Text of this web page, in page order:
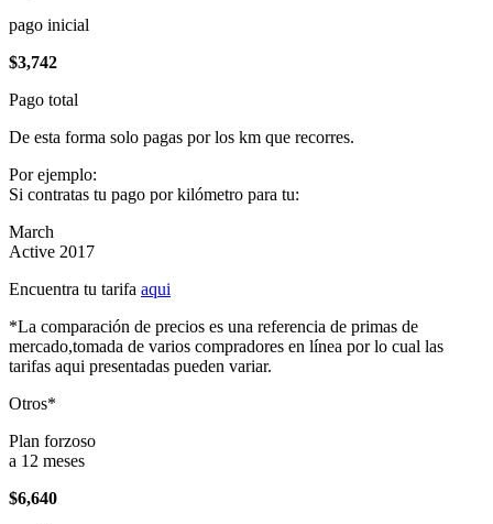
pago inicial
$3,742
Pago total
De esta forma solo pagas por los km que recorres.
Por ejemplo:
Si contratas tu pago por kilómetro para tu:
March
Active 2017
Encuentra tu tarifa aqui
*La comparación de precios es una referencia de primas de
mercado,tomada de varios compradores en línea por lo cual las
tarifas aqui presentadas pueden variar.
Otros*
Plan forzoso
a 12 meses
$6,640